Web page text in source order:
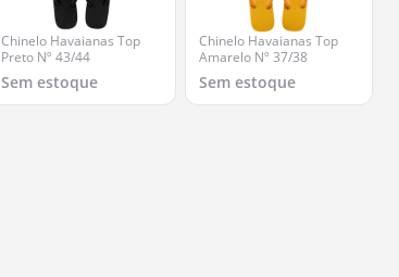
Chinelo Havaianas Top
Preto Nº 43/44
Sem estoque
Chinelo Havaianas Top
Amarelo Nº 37/38
Sem estoque